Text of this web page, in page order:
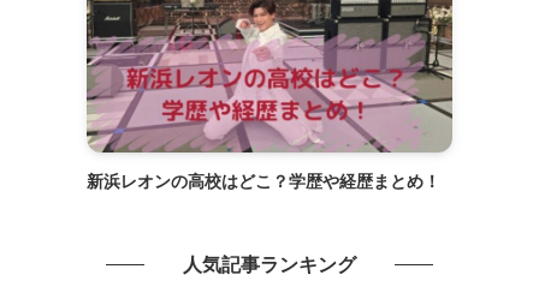
新浜レオンの高校はどこ？学歴や経歴まとめ！
人気記事ランキング